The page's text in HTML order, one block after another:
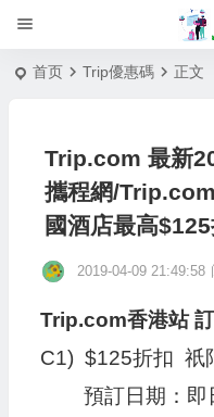
首页 Trip優惠碼 正文
Trip.com 最新
攜程網/
國酒店最高
2019-04-09 21:49:58
Trip.com香港站
C1) $125折扣 祇
預訂日期：即